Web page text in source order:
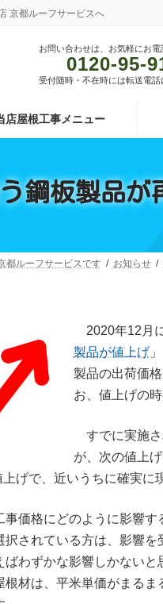
京都ルーフサービスへ
お問い合わせは、お気軽にお電
0120-95-
受付随時・不在時には転送電話
店屋根工事メニュー
鋼板製品が
都ルーフサービスです お知らせ
2020年12月
製品が値上げ
製品の出荷価
お、値上げの
すでに実施
が、次の値上
げで、近いうちに確実に
事価格にどのように影響
されている方は、影響を
ばわずかな影響しかない
根材は、平米単価がまる